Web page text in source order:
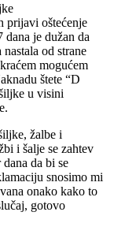
prijavi oštećenje
je dužan da
od strane
mogućem
štete “D
u visini
žalbe i
i šalje se zahtev
da bi se
snosimo mi
onako kako to
gotovo